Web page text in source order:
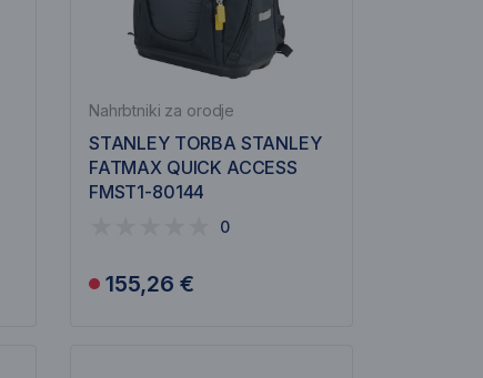
Nahrbtniki za orodje
STANLEY TORBA STANLEY
FATMAX QUICK ACCESS
FMST1-80144
0
155,26 €